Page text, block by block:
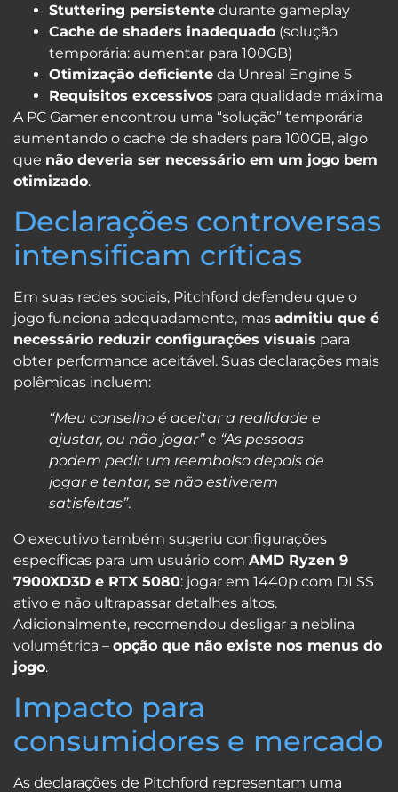
Stuttering persistente durante gameplay
Cache de shaders inadequado (solução
temporária: aumentar para 100GB)
Otimização deficiente da Unreal Engine 5
Requisitos excessivos para qualidade máxima
A PC Gamer encontrou uma “solução” temporária
aumentando o cache de shaders para 100GB, algo
que não deveria ser necessário em um jogo bem
otimizado.
Declarações controversas
intensificam críticas
Em suas redes sociais, Pitchford defendeu que o
jogo funciona adequadamente, mas admitiu que é
necessário reduzir configurações visuais para
obter performance aceitável. Suas declarações mais
polêmicas incluem:
“Meu conselho é aceitar a realidade e
ajustar, ou não jogar”e “As pessoas
podem pedir um reembolso depois de
jogar e tentar, se não estiverem
satisfeitas”.
O executivo também sugeriu configurações
específicas para um usuário com AMD Ryzen 9
7900XD3D e RTX 5080: jogar em 1440p com DLSS
ativo e não ultrapassar detalhes altos.
Adicionalmente, recomendou desligar a neblina
volumétrica – opção que não existe nos menus do
jogo.
Impacto para
consumidores e mercado
As declarações de Pitchford representam uma